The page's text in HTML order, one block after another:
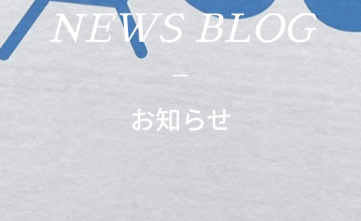
NEWS BLOG
お知らせ